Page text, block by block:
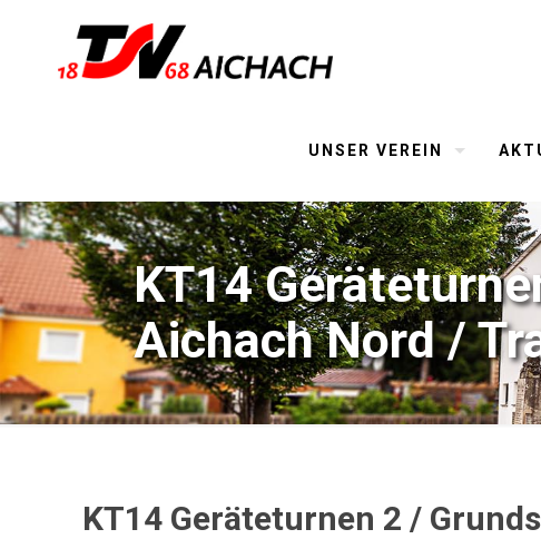
UNSER VEREIN
KT14
Aichach Nord /
KT14 Geräteturnen 2 /